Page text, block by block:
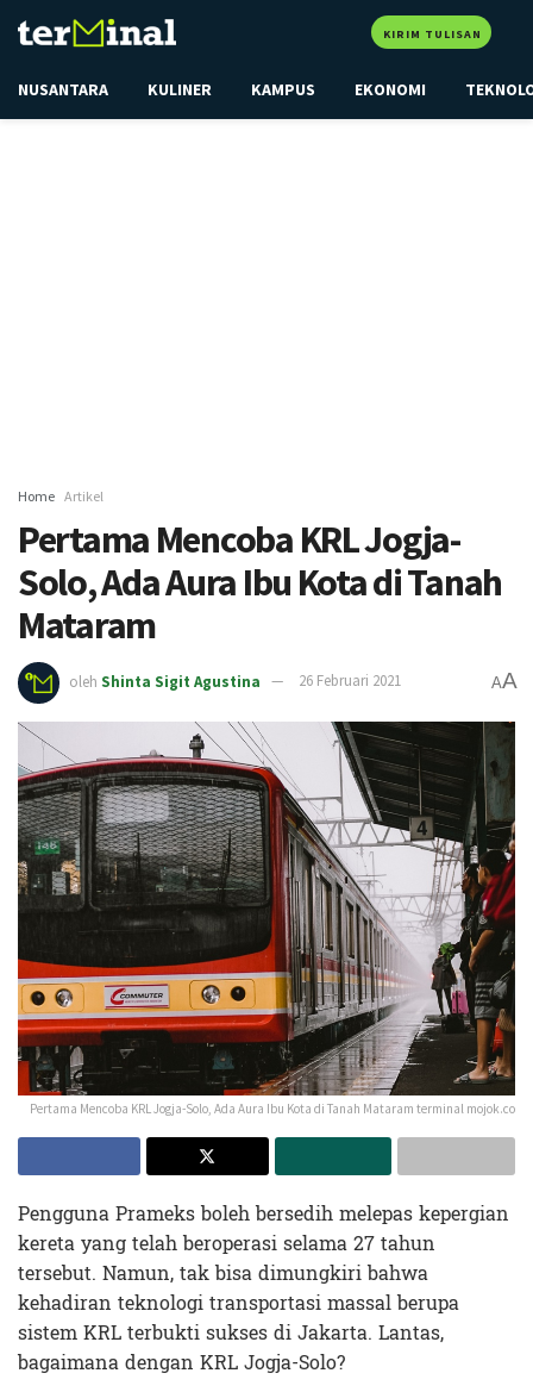
KIRIM TULISAN
NUSANTARA KULINER KAMPUS EKONOMI
Home Artikel
Pertama Mencoba KRL Jogja-
Solo, Ada Aura Ibu Kota di Tanah
Mataram
oleh Shinta Sigit Agustina 26 Februari 2021 AA
Pertama Mencoba KRL Jogja-Solo, Ada Aura Ibu Kota di Tanah Mataram terminal mojok.co
Pengguna Prameks boleh bersedih melepas kepergian
kereta yang telah beroperasi selama 27 tahun
tersebut. Namun, tak bisa dimungkiri bahwa
kehadiran teknologi transportasi massal berupa
sistem KRL terbukti sukses di Jakarta. Lantas,
bagaimana dengan KRL Jogja-Solo?